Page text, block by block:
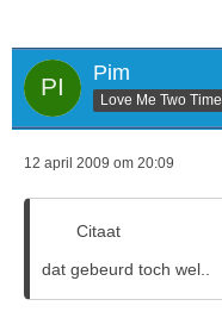
Pim
Love Me Two
12 april 2009 om 20:09
Citaat
dat gebeurd toch wel..